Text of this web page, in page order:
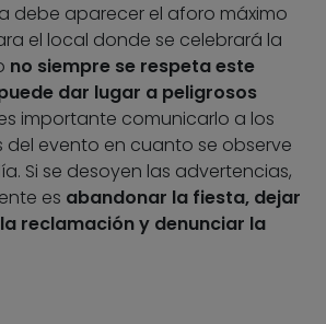
debe aparecer el aforo máximo
el local donde se celebrará la
no siempre se respeta este
dar lugar a peligrosos
importante comunicarlo a los
evento en cuanto se observe
Si se desoyen las advertencias,
es abandonar la fiesta, dejar
reclamación y denunciar la